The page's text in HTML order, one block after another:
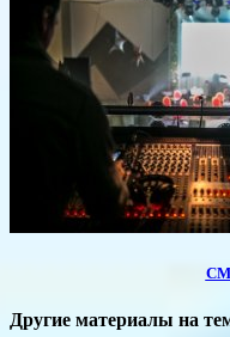
Другие материалы на